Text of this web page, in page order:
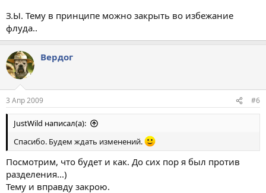
З.Ы. Тему в принципе можно закрыть во избежание
флуда..
Вердог
3 Апр 2009 #6
JustWild написал(а):
Спасибо. Будем ждать изменений.
Посмотрим, что будет и как. До сих пор я был против
разделения...)
Тему и вправду закрою.